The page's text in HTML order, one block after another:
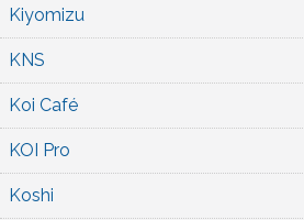
Kiyomizu
KNS
Koi Café
KOI Pro
Koshi